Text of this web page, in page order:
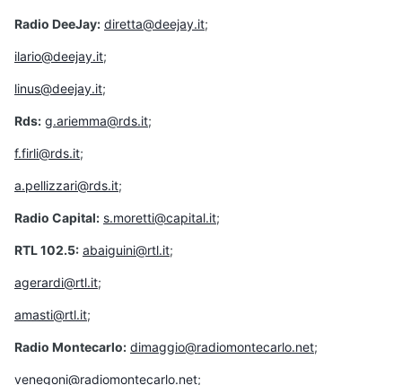
Radio DeeJay: diretta@deejay.it;
ilario@deejay.it;
linus@deejay.it;
Rds: g.ariemma@rds.it;
f.firli@rds.it;
a.pellizzari@rds.it;
Radio Capital: s.moretti@capital.it;
RTL 102.5: abaiguini@rtl.it;
agerardi@rtl.it;
amasti@rtl.it;
Radio Montecarlo: dimaggio@radiomontecarlo.net;
venegoni@radiomontecarlo.net;